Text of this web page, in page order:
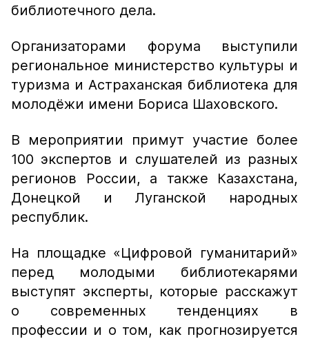
библиотечного дела.
Организаторами форума выступили
региональное министерство культуры и
туризма и Астраханская библиотека для
молодёжи имени Бориса Шаховского.
В мероприятии примут участие более
100 экспертов и слушателей из разных
регионов России, а также Казахстана,
Донецкой и Луганской народных
республик.
На площадке «Цифровой гуманитарий»
перед молодыми библиотекарями
выступят эксперты, которые расскажут
о современных тенденциях в
профессии и о том, как прогнозируется